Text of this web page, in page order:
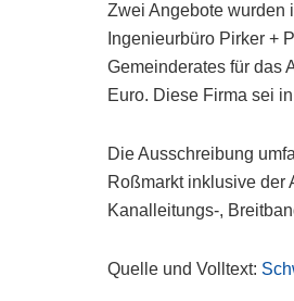
Zwei Angebote wurden
Ingenieurbüro Pirker +
Gemeinderates für das
Euro. Diese Firma sei
Die Ausschreibung
Roßmarkt inklusive der
Kanalleitungs-,
Quelle und Volltext: